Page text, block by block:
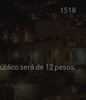
1518
será de 12 pesos;